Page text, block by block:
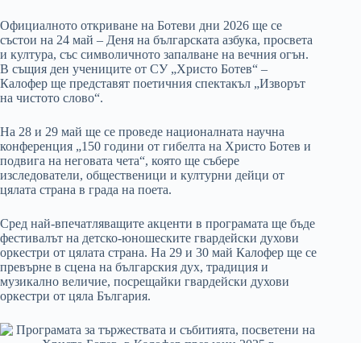
Официалното откриване на Ботеви дни 2026 ще се
състои на 24 май – Деня на българската азбука, просвета
и култура, със символичното запалване на вечния огън.
В същия ден учениците от СУ „Христо Ботев“ –
Калофер ще представят поетичния спектакъл „Изворът
на чистото слово“.
На 28 и 29 май ще се проведе националната научна
конференция „150 години от гибелта на Христо Ботев и
подвига на неговата чета“, която ще събере
изследователи, общественици и културни дейци от
цялата страна в града на поета.
Сред най-впечатляващите акценти в програмата ще бъде
фестивалът на детско-юношеските гвардейски духови
оркестри от цялата страна. На 29 и 30 май Калофер ще се
превърне в сцена на българския дух, традиция и
музикално величие, посрещайки гвардейски духови
оркестри от цяла България.